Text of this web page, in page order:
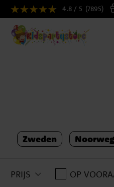
4.8 / 5 (7895)
Zweden
PRIJS OP